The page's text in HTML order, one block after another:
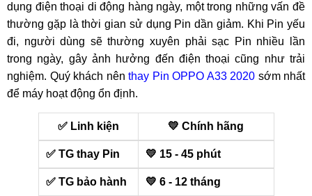
dụng điện thoại di động hàng ngày, một trong những vấn đề
thường gặp là thời gian sử dụng Pin dần giảm. Khi Pin yếu
đi, người dùng sẽ thường xuyên phải sạc Pin nhiều lần
trong ngày, gây ảnh hưởng đến điện thoại cũng như trải
nghiệm. Quý khách nên thay Pin OPPO A33 2020 sớm nhất
để máy hoạt động ổn định.
✅ Linh kiện 💛 Chính hãng
✅ TG thay Pin 💛 15 - 45 phút
✅ TG bảo hành 💛 6 - 12 tháng